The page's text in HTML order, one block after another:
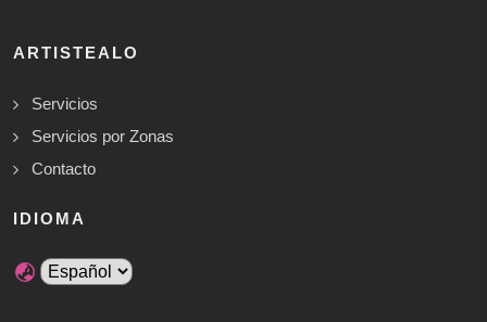
ARTISTEALO
Servicios
Servicios por Zonas
Contacto
IDIOMA